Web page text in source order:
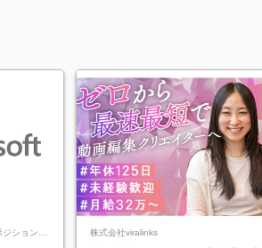
ションマ
株式会社viralinks